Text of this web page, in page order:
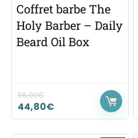
Coffret barbe The
Holy Barber – Daily
Beard Oil Box
56,00€
44,80€